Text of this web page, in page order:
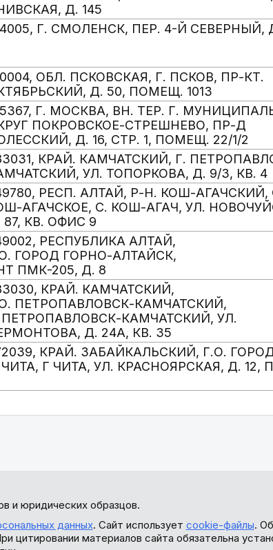
Д. 145
Г. СМОЛЕНСК, ПЕР. 4-Й СЕВЕРНЫЙ,
ОБЛ. ПСКОВСКАЯ, Г. ПСКОВ, ПР-КТ.
Д. 50, ПОМЕЩ. 1013
Г. МОСКВА, ВН. ТЕР. Г.
ПОКРОВСКОЕ-СТРЕШНЕВО, ПР-Д
Д. 16, СТР. 1, ПОМЕЩ. 22/1/2
КРАЙ. КАМЧАТСКИЙ, Г.
УЛ. ТОПОРКОВА, Д. 9/3, КВ. 4
РЕСП. АЛТАЙ, Р-Н. КОШ-АГАЧСКИЙ,
АГАЧСКОЕ, С. КОШ-АГАЧ, УЛ.
87, КВ. ОФИС 9
РЕСПУБЛИКА АЛТАЙ,
ГОРОД ГОРНО-АЛТАЙСК,
ПМК-205, Д. 8
КРАЙ. КАМЧАТСКИЙ,
ПЕТРОПАВЛОВСК-КАМЧАТСКИЙ,
ПЕТРОПАВЛОВСК-КАМЧАТСКИЙ, УЛ.
Д. 24А, КВ. 35
КРАЙ. ЗАБАЙКАЛЬСКИЙ, Г.О.
ЧИТА, Г ЧИТА, УЛ. КРАСНОЯРСКАЯ, Д. 12,
и юридических образцов.
данных. Сайт использует cookie-файлы.
материалов сайта обязательна